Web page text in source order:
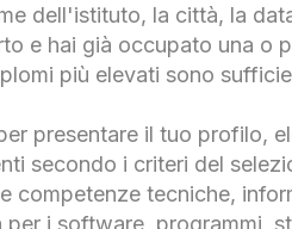
dell'istituto, la città, la
e hai già occupato una o
più elevati sono
presentare il tuo profilo,
secondo i criteri del
competenze tecniche,